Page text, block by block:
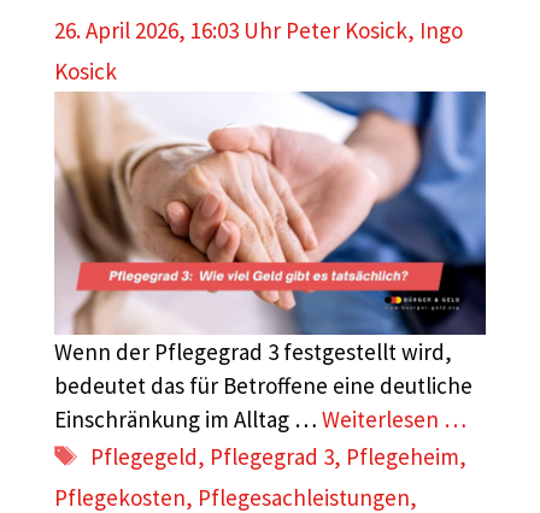
26. April 2026, 16:03 Uhr Peter Kosick, Ingo
Kosick
Wenn der Pflegegrad 3 festgestellt wird,
bedeutet das für Betroffene eine deutliche
Einschränkung im Alltag … Weiterlesen …
Schlagwörter
Pflegegeld, Pflegegrad 3, Pflegeheim,
Pflegekosten, Pflegesachleistungen,